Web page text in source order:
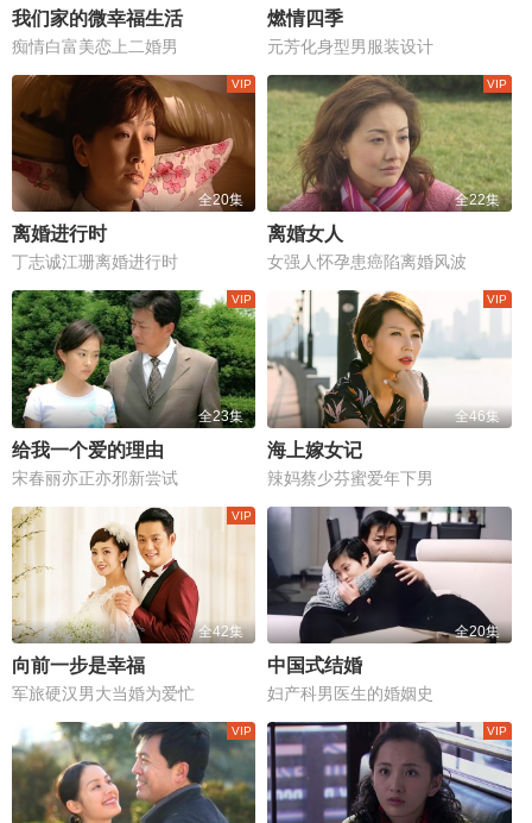
我们家的微幸福生活
痴情白富美恋上二婚男
燃情四季
元芳化身型男服装设计
全20集
离婚进行时
丁志诚江珊离婚进行时
全22集
离婚女人
女强人怀孕患癌陷离婚风波
全23集
给我一个爱的理由
宋春丽亦正亦邪新尝试
全46集
海上嫁女记
辣妈蔡少芬蜜爱年下男
全42集
向前一步是幸福
军旅硬汉男大当婚为爱忙
全20集
中国式结婚
妇产科男医生的婚姻史